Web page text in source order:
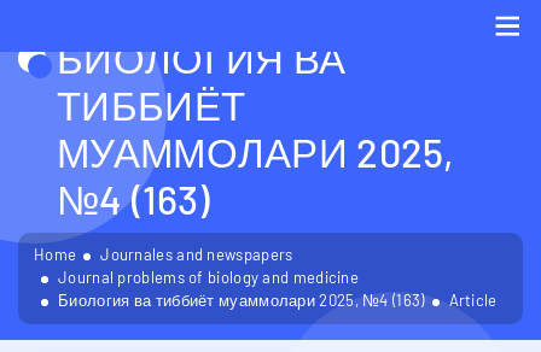
БИОЛОГИЯ ВА
ТИББИЁТ
МУАММОЛАРИ 2025,
№4 (163)
Home
Journales and newspapers
Journal problems of biology and medicine
Биология ва тиббиёт муаммолари 2025, №4 (163)
Article